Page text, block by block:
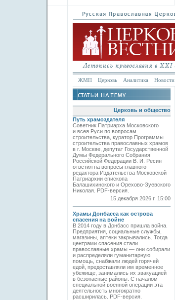
ЖМП Церковь Аналитика Новости
Церковь и общество
Путь храмоздателя
Советник Патриарха Московского
и всея Руси по вопросам
строительства, куратор Программы
строительства православных храмов
в г. Москве, депутат Государственной
Думы Федерального Собрания
Российской Федерации В. И. Ресин
ответил на вопросы главного
редактора Издательства Московской
Патриархии епископа
Балашихинского и Орехово-Зуевского
Николая. PDF-версия.
15 декабря 2026 г. 15:00
Храмы Донбасса как острова
спасения на войне
В 2014 году в Донбасс пришла война.
Предприятия, социальные службы,
магазины, аптеки закрывались. Тогда
центрами спасения стали
православные храмы — они собирали
и распределяли гуманитарную
помощь, снабжали людей горячей
едой, предоставляли им временное
убежище, занимались их эвакуацией
в безопасные районы. С началом
специальной военной операции эта
деятельность многократно
расширилась. PDF-версия.